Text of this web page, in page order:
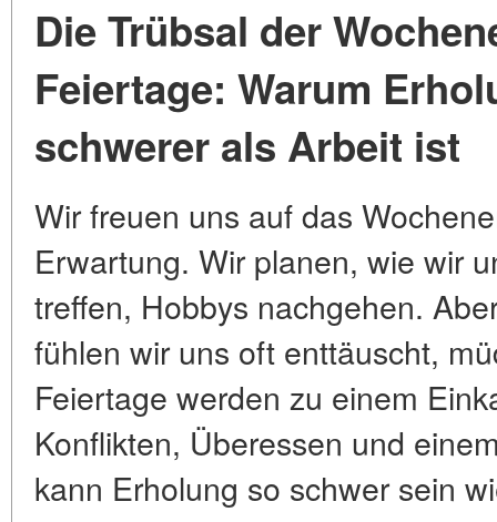
Die Trübsal der
Feiertage: Warum
schwerer als Arbeit ist
Wir freuen uns auf das
Erwartung. Wir planen, wie wir
treffen, Hobbys nachgehen.
fühlen wir uns oft enttäuscht,
Feiertage werden zu einem
Konflikten, Überessen und
kann Erholung so schwer sein